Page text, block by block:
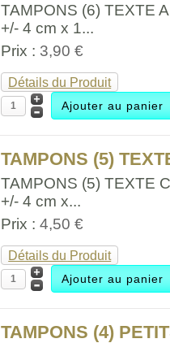
TAMPONS (6) TEXTE A
+/- 4 cm x 1...
Prix : 3,90 €
Détails du Produit
TAMPONS (5)
TAMPONS (5) TEXTE
+/- 4 cm x...
Prix :4,50 €
Détails du Produit
TAMPONS (4)